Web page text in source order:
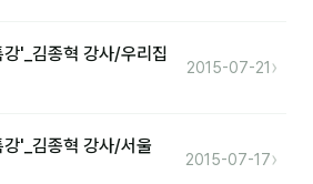
'_김종혁 강사/우리집
2015-07-21 ›
'_김종혁 강사/서울
2015-07-17›